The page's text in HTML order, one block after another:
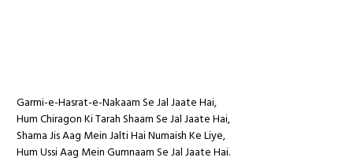
Garmi-e-Hasrat-e-Nakaam Se Jal Jaate Hai,
Hum Chiragon Ki Tarah Shaam Se Jal Jaate Hai,
Shama Jis Aag Mein Jalti Hai Numaish Ke Liye,
Hum Ussi Aag Mein Gumnaam Se Jal Jaate Hai.